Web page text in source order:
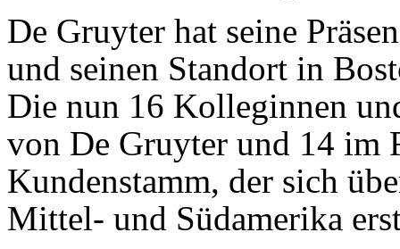
De Gruyter hat seine
und seinen Standort in
Die nun 16 Kolleginnen
von De Gruyter und 14 im
Kundenstamm, der sich
Mittel- und Südamerika